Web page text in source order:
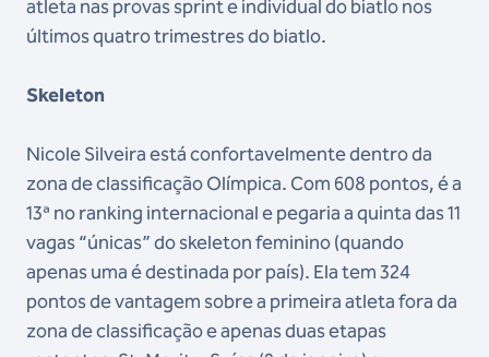
atleta nas provas sprint e individual do biatlo nos
últimos quatro trimestres do biatlo.
Skeleton
Nicole Silveira está confortavelmente dentro da
zona de classificação Olímpica. Com 608 pontos, é a
13ª no ranking internacional e pegaria a quinta das 11
vagas “únicas” do skeleton feminino (quando
apenas uma é destinada por país). Ela tem 324
pontos de vantagem sobre a primeira atleta fora da
zona de classificação e apenas duas etapas